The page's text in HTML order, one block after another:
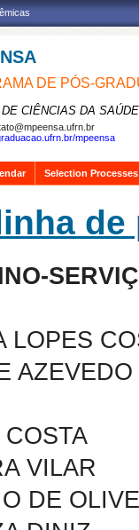
DE PÓS-
CIÊNCIAS DA SAÚDE
mpeensa
Selection Processes
de
LOPES
AZEVEDO
VILAR
DE